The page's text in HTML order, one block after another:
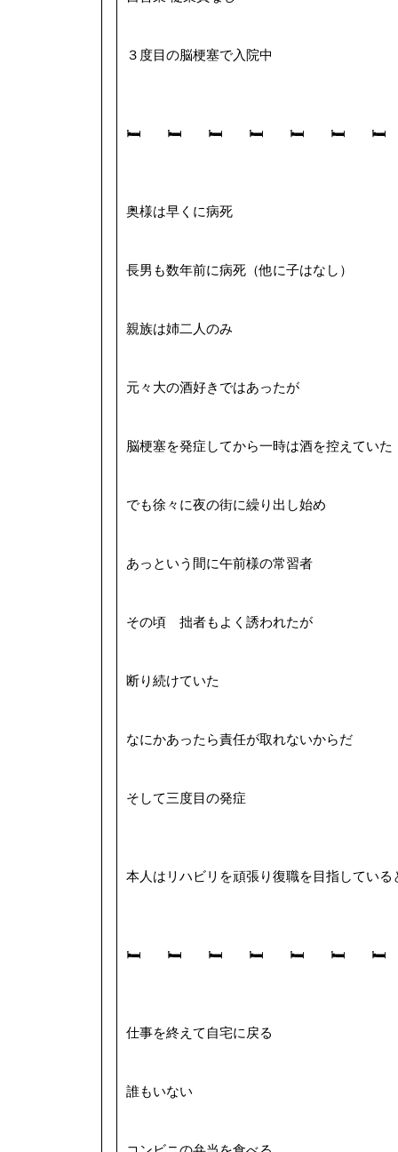
３度目の脳梗塞で入院中
🛏 🛏 🛏 🛏 🛏 🛏 🛏
奥様は早くに病死
長男も数年前に病死（他に子はなし）
親族は姉二人のみ
元々大の酒好きではあったが
脳梗塞を発症してから一時は酒を控えていた
でも徐々に夜の街に繰り出し始め
あっという間に午前様の常習者
その頃 拙者もよく誘われたが
断り続けていた
なにかあったら責任が取れないからだ
そして三度目の発症
本人はリハビリを頑張り復職を目指している
🛏 🛏 🛏 🛏 🛏 🛏 🛏
仕事を終えて自宅に戻る
誰もいない